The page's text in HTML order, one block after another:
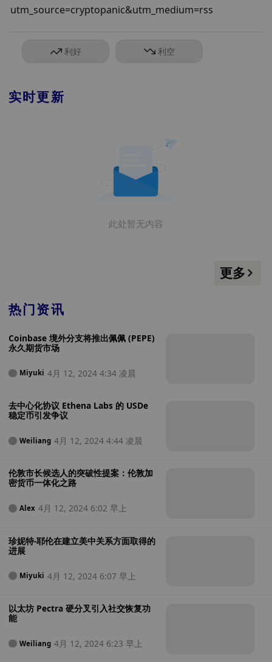
utm_source=cryptopanic&utm_medium=rss
利好 利空
实时更新
此处暂无内容
更多
热门资讯
Coinbase 境外分支将推出佩佩 (PEPE)
永久期货市场
Miyuki 4月 12, 2024 4:34 凌晨
去中心化协议 Ethena Labs 的 USDe
稳定币引发争议
Weiliang 4月 12, 2024 4:44 凌晨
伦敦市长候选人的突破性提案：伦敦加
密货币一体化之路
Alex 4月 12, 2024 6:02 早上
珍妮特-耶伦在建立美中关系方面取得的
进展
Miyuki 4月 12, 2024 6:07 早上
以太坊 Pectra 硬分叉引入社交恢复功
能
Weiliang 4月 12, 2024 6:23 早上